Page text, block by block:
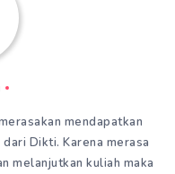
mendapatkan
Dikti. Karena merasa
melanjutkan kuliah maka